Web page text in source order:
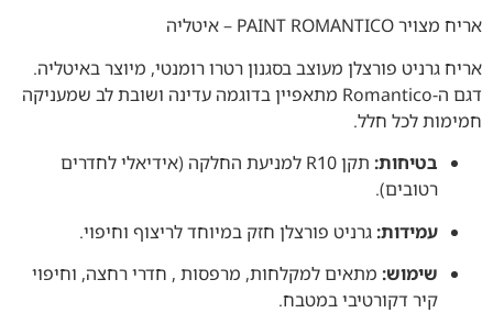
אריח מצויר PAINT ROMANTICO – איטליה
אריח גרניט פורצלן מעוצב בסגנון רטרו רומנטי, מיוצר באיטליה.
דגם ה-Romantico מתאפיין בדוגמה עדינה ושובת לב שמעניקה
חמימות לכל חלל.
בטיחות:
תקן R10 למניעת החלקה (אידיאלי לחדרים
רטובים).
עמידות: גרניט פורצלן חזק במיוחד לריצוף וחיפוי.
שימוש: מתאים למקלחות, מרפסות , חדרי רחצה, וחיפוי
קיר דקורטיבי במטבח.